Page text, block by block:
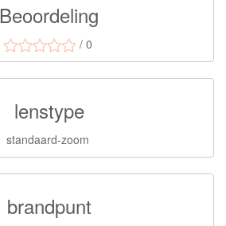
Beoordeling
/ 0
lenstype
standaard-zoom
brandpunt